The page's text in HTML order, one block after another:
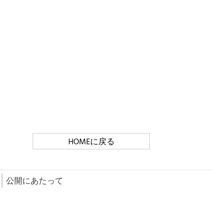
HOMEに戻る
公開にあたって